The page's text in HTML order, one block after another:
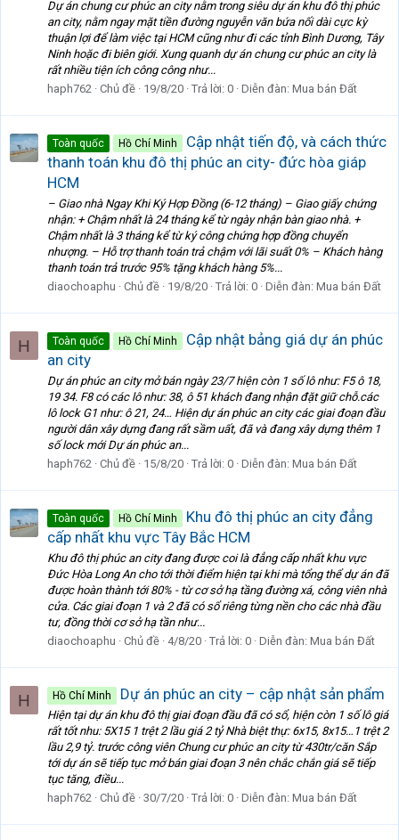
Dự án chung cư phúc an city nằm trong siêu dự án khu đô thị phúc
an city, nằm ngay mặt tiền đường nguyễn văn bứa nối dài cực kỳ
thuận lợi để làm việc tại HCM cũng như đi các tỉnh Bình Dương, Tây
Ninh hoặc đi biên giới. Xung quanh dự án chung cư phúc an city là
rất nhiều tiện ích công công như...
haph762 Chủ đề 19/8/20 Trả lời: 0 Diễn đàn: Mua bán Đất
Toàn quốc Hồ Chí Minh
Cập nhật tiến độ, và cách thức
thanh toán khu đô thị phúc an city- đức hòa giáp
HCM
– Giao nhà Ngay Khi Ký Hợp Đồng (6-12 tháng) – Giao giấy chứng
nhận: + Chậm nhất là 24 tháng kể từ ngày nhận bàn giao nhà. +
Chậm nhất là 3 tháng kể từ ký công chứng hợp đồng chuyển
nhượng. – Hỗ trợ thanh toán trả chậm với lãi suất 0% – Khách hàng
thanh toán trả trước 95% tặng khách hàng 5%...
diaochoaphu
Chủ đề 19/8/20 Trả lời: 0 Diễn đàn: Mua bán Đất
H Toàn quốc Hồ Chí Minh
Cập nhật bảng giá dự án phúc
an city
Dự án phúc an city mở bán ngày 23/7 hiện còn 1 số lô như: F5 ô 18,
19 34. F8 có các lô như: 38, ô 51 khách đang nhận đặt giữ chỗ.các
lô lock G1 như: ô 21, 24… Hiện dự án phúc an city các giai đoạn đầu
người dân xây dựng đang rất sầm uất, đã và đang xây dựng thêm 1
số lock mới Dự án phúc an...
haph762 Chủ đề 15/8/20 Trả lời: 0 Diễn đàn: Mua bán Đất
Toàn quốc Hồ Chí Minh
Khu đô thị phúc an city đẳng
cấp nhất khu vực Tây Bắc HCM
Khu đô thị phúc an city đang được coi là đẳng cấp nhất khu vực
Đức Hòa Long An cho tới thời điểm hiện tại khi mà tổng thể dự án đã
được hoàn thành tới 80% - từ cơ sở hạ tầng đường xá, công viên nhà
cửa. Các giai đoạn 1 và 2 đã có sổ riêng từng nền cho các nhà đầu
tư, đồng thời cơ sở hạ tần như...
diaochoaphu
Chủ đề 4/8/20 Trả lời: 0 Diễn đàn: Mua bán Đất
H Hồ Chí Minh Dự án phúc an city – cập nhật sản phẩm
Hiện tại dự án khu đô thị giai đoạn đầu đã có sổ, hiện còn 1 số lô giá
rất tốt nhu: 5X15 1 trệt 2 lầu giá 2 tỷ Nhà biệt thự: 6x15, 8x15…1 trệt 2
lầu 2,9 tỷ. trước công viên Chung cư phúc an city từ 430tr/căn Sắp
tới dự án sẽ tiếp tục mở bán giai đoạn 3 nên chắc chắn giá sẽ tiếp
tục tăng, điều...
haph762 Chủ đề 30/7/20 Trả lời: 0 Diễn đàn: Mua bán Đất